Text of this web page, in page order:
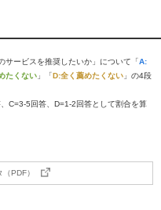
サービスを推奨したいか」について「A:
たくない 」「D:全く薦めたくない 」の4段
C=3-5回答、D=1-2回答として割合を算
PDF）